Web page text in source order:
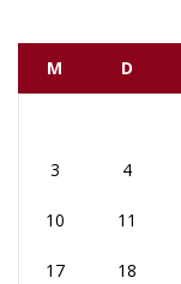
M D
3 4
10 11
17 18